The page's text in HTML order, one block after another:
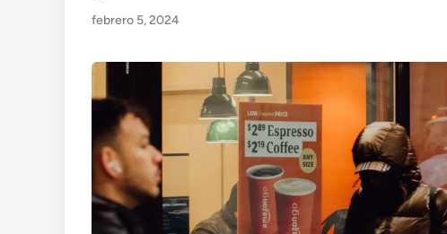
febrero 5, 2024